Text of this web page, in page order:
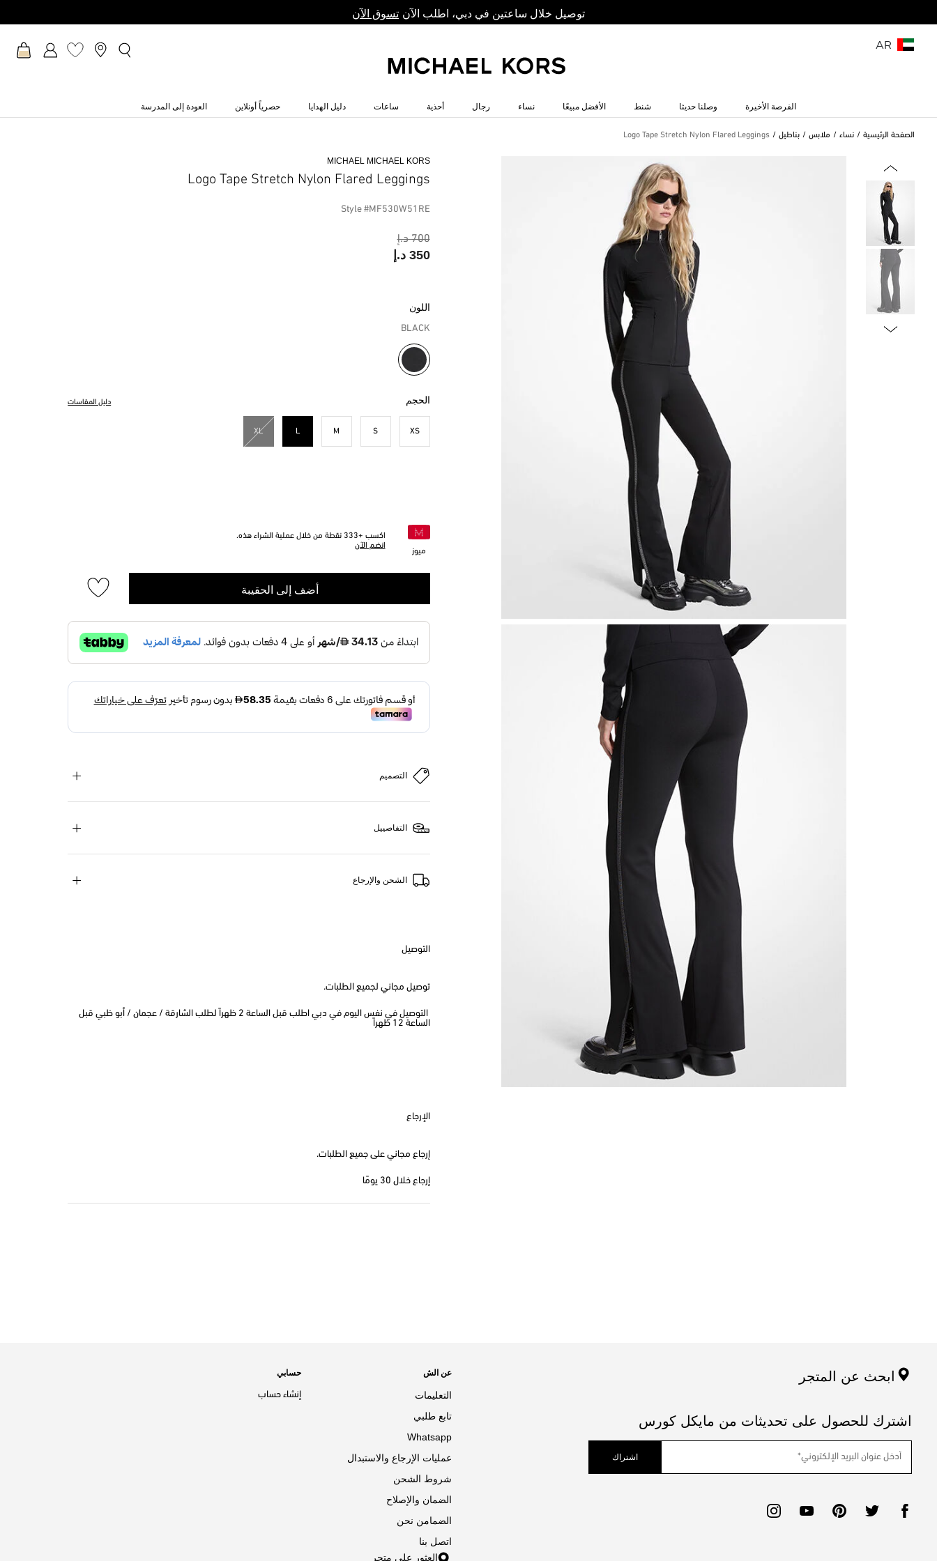
توصيل خلال ساعتين في دبي، اطلب الآن تسوق الآن
AR
الفرصة الأخيرة وصلنا حديثا شنط الأفضل مبيعًا نساء رجال أحذية ساعات دليل الهدايا حصرياً أونلاين العودة إلى المدرسة
الصفحة الرئيسية نساء ملابس بناطيل Logo Tape Stretch Nylon Flared Leggings
MICHAEL MICHAEL KORS
Logo Tape Stretch Nylon Flared Leggings
Style #MF530W51RE
700 د.إ
350 د.إ
اللون
BLACK
مختار
الحجم دليل المقاسات
XS
S
M
L
XL
ميوز
اكسب +333 نقطة من خلال عملية الشراء هذه.
انضم الآن
أضف إلى الحقيبة
التصميم
التفاصييل
الشحن والإرجاع
التوصيل
توصيل مجاني لجميع الطلبات.
التوصيل في نفس اليوم في دبي اطلب قبل الساعة 2 ظهراً لطلب الشارقة / عجمان / أبو ظبي قبل
الساعة 12 ظهراً
الإرجاع
إرجاع مجاني على جميع الطلبات.
إرجاع خلال 30 يومًا
ابحث عن المتجر
اشترك للحصول على تحديثات من مايكل كورس
اشتراك
عن الش
التعليمات
تابع طلبي
Whatsapp
عمليات الإرجاع والاستبدال
شروط الشحن
الضمان والإصلاح
الضمامن نحن
اتصل بنا
العثور على متجر
حسابي
إنشاء حساب